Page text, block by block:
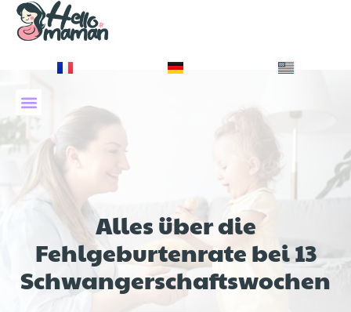
Alles über die
Fehlgeburtenrate bei 13
Schwangerschaftswochen